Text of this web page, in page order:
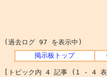
(過去ログ 97 を表示中)
掲示板トップ
[トピック内 4 記事 (1 - 4